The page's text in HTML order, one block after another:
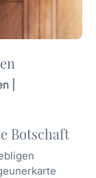
|
Botschaft